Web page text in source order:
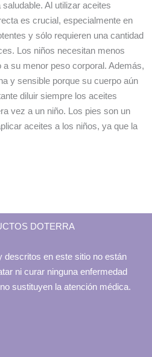
Al utilizar aceites
es crucial, especialmente en
y sólo requieren una cantidad
Los niños necesitan menos
su menor peso corporal. Además,
y sensible porque su cuerpo aún
diluir siempre los aceites
vez a un niño. Los pies son un
aceites a los niños, ya que la
DOTERRA
descritos en este sitio no están
ni curar ninguna enfermedad
sustituyen la atención médica.